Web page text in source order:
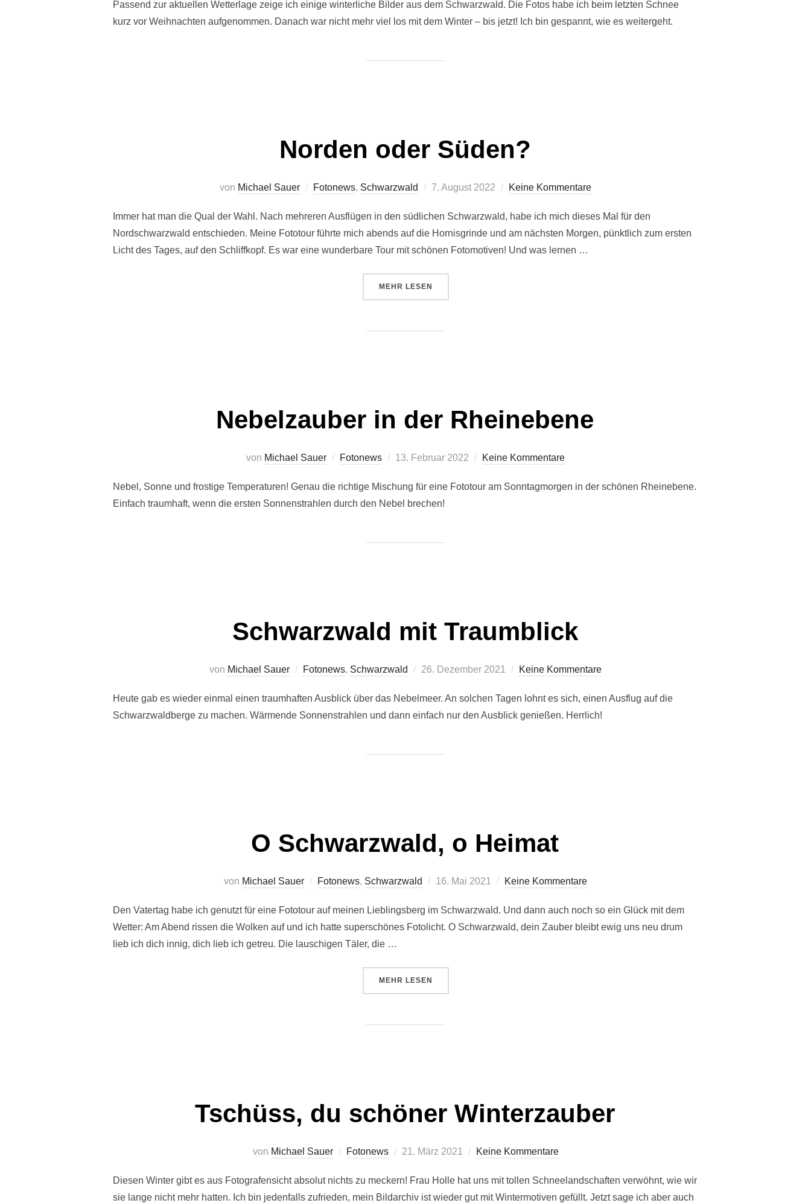
Passend zur aktuellen Wetterlage zeige ich einige winterliche Bilder aus dem Schwarzwald. Die Fotos habe ich beim letzten Schnee
kurz vor Weihnachten aufgenommen. Danach war nicht mehr viel los mit dem Winter – bis jetzt! Ich bin gespannt, wie es weitergeht.
Norden oder Süden?
von Michael Sauer Fotonews, Schwarzwald
Veröffentlicht
7. August 2022 Keine Kommentare
Immer hat man die Qual der Wahl. Nach mehreren Ausflügen in den südlichen Schwarzwald, habe ich mich dieses Mal für den
Nordschwarzwald entschieden. Meine Fototour führte mich abends auf die Hornisgrinde und am nächsten Morgen, pünktlich zum ersten
Licht des Tages, auf den Schliffkopf. Es war eine wunderbare Tour mit schönen Fotomotiven! Und was lernen …
MEHR ÜBER „NORDEN ODER SÜDEN?“
LESEN
Nebelzauber in der Rheinebene
von Michael Sauer Fotonews
Veröffentlicht
13. Februar 2022 Keine Kommentare
Nebel, Sonne und frostige Temperaturen! Genau die richtige Mischung für eine Fototour am Sonntagmorgen in der schönen Rheinebene.
Einfach traumhaft, wenn die ersten Sonnenstrahlen durch den Nebel brechen!
Schwarzwald mit Traumblick
von Michael Sauer Fotonews, Schwarzwald
Veröffentlicht
26. Dezember 2021 Keine Kommentare
Heute gab es wieder einmal einen traumhaften Ausblick über das Nebelmeer. An solchen Tagen lohnt es sich, einen Ausflug auf die
Schwarzwaldberge zu machen. Wärmende Sonnenstrahlen und dann einfach nur den Ausblick genießen. Herrlich!
O Schwarzwald, o Heimat
von Michael Sauer Fotonews, Schwarzwald
Veröffentlicht
16. Mai 2021 Keine Kommentare
Den Vatertag habe ich genutzt für eine Fototour auf meinen Lieblingsberg im Schwarzwald. Und dann auch noch so ein Glück mit dem
Wetter: Am Abend rissen die Wolken auf und ich hatte superschönes Fotolicht. O Schwarzwald, dein Zauber bleibt ewig uns neu drum
lieb ich dich innig, dich lieb ich getreu. Die lauschigen Täler, die …
MEHR ÜBER „O SCHWARZWALD, O HEIMAT“
LESEN
Tschüss, du schöner Winterzauber
von Michael Sauer Fotonews
Veröffentlicht
21. März 2021 Keine Kommentare
Diesen Winter gibt es aus Fotografensicht absolut nichts zu meckern! Frau Holle hat uns mit tollen Schneelandschaften verwöhnt, wie wir
sie lange nicht mehr hatten. Ich bin jedenfalls zufrieden, mein Bildarchiv ist wieder gut mit Wintermotiven gefüllt. Jetzt sage ich aber auch